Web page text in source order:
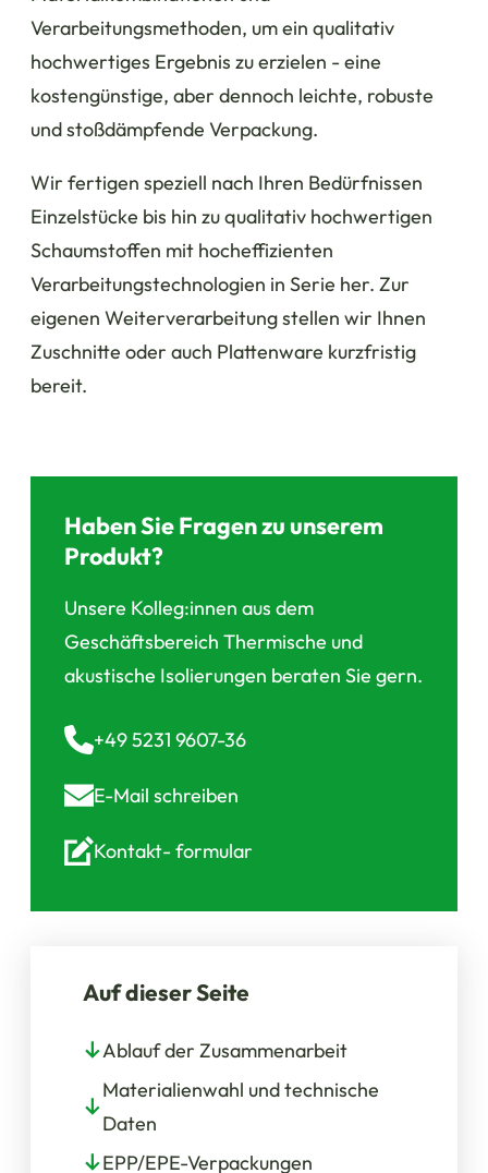
Verarbeitungsmethoden, um ein qualitativ
hochwertiges Ergebnis zu erzielen - eine
kostengünstige, aber dennoch leichte, robuste
und stoßdämpfende Verpackung.
Wir fertigen speziell nach Ihren Bedürfnissen
Einzelstücke bis hin zu qualitativ hochwertigen
Schaumstoffen mit hocheffizienten
Verarbeitungstechnologien in Serie her. Zur
eigenen Weiterverarbeitung stellen wir Ihnen
Zuschnitte oder auch Plattenware kurzfristig
bereit.
Haben Sie Fragen zu unserem
Produkt?
Unsere Kolleg:innen aus dem
Geschäftsbereich Thermische und
akustische Isolierungen beraten Sie gern.
+49 5231 9607-36
E-Mail schreiben
Kontakt-formular
Auf dieser Seite
Ablauf der Zusammenarbeit
Materialienwahl und technische
Daten
EPP/EPE-Verpackungen